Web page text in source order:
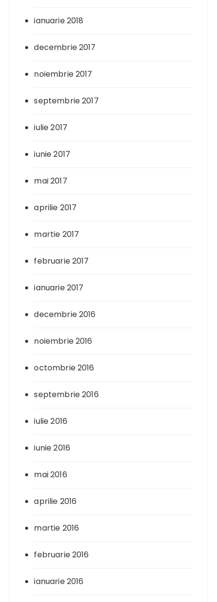
ianuarie 2018
decembrie 2017
noiembrie 2017
septembrie 2017
iulie 2017
iunie 2017
mai 2017
aprilie 2017
martie 2017
februarie 2017
ianuarie 2017
decembrie 2016
noiembrie 2016
octombrie 2016
septembrie 2016
iulie 2016
iunie 2016
mai 2016
aprilie 2016
martie 2016
februarie 2016
ianuarie 2016